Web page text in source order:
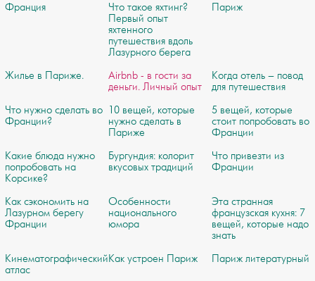
Франция
Что такое яхтинг?
Первый опыт
яхтенного
путешествия вдоль
Лазурного берега
Париж
Жилье в Париже.
Airbnb - в гости за
деньги. Личный опыт
Когда отель – повод
для путешествия
Что нужно сделать во
Франции?
10 вещей, которые
нужно сделать в
Париже
5 вещей, которые
стоит попробовать во
Франции
Какие блюда нужно
попробовать на
Корсике?
Бургундия: колорит
вкусовых традиций
Что привезти из
Франции
Как сэкономить на
Лазурном берегу
Франции
Особенности
национального
юмора
Эта странная
французская кухня: 7
вещей, которые надо
знать
Кинематографический
атлас
Как устроен Париж Париж литературный